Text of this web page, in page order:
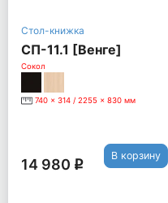
Стол-книжка
СП-11.1 [Венге]
Сокол
740 x 314 / 2255 x 830 мм
14 980 q
В корзину